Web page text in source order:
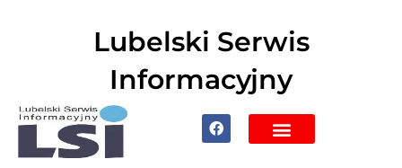
Lubelski Serwis
Informacyjny